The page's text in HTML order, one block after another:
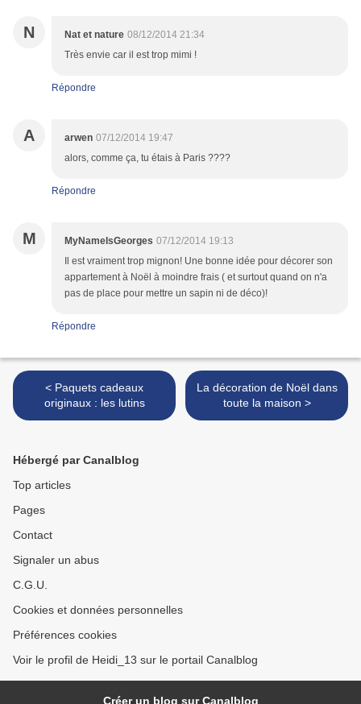
N Nat et nature 08/12/2014 21:34
Très envie car il est trop mimi !
Répondre
A arwen 07/12/2014 19:47
alors, comme ça, tu étais à Paris ????
Répondre
M MyNameIsGeorges 07/12/2014 19:13
Il est vraiment trop mignon! Une bonne idée pour décorer son
appartement à Noël à moindre frais ( et surtout quand on n'a
pas de place pour mettre un sapin ni de déco)!
Répondre
< Paquets cadeaux
originaux : les lutins
La décoration de Noël dans
toute la maison >
Hébergé par Canalblog
Top articles
Pages
Contact
Signaler un abus
C.G.U.
Cookies et données personnelles
Préférences cookies
Voir le profil de Heidi_13 sur le portail Canalblog
Créer un blog sur Canalblog